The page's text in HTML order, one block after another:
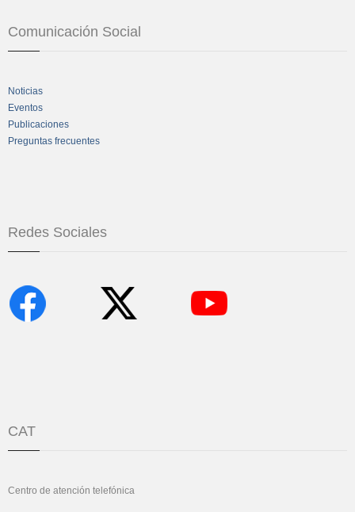
Comunicación Social
Noticias
Eventos
Publicaciones
Preguntas frecuentes
Redes Sociales
CAT
Centro de atención telefónica